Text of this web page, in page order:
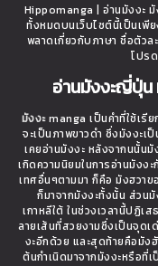
Hippomanga | อ่านมังงะ
ทั้งหมดบนเว็บไซต์นี้เป็นเพี
พลาดเกี่ยวกับภาษา ชื่อตัวล
โปร
อ่านมังงะญี่ปุ่น
มังงะmanga เป็นคำที่ใช้เรี
จะเป็นภาพขาวดำ ซึ่งมังงะ
เคยอ่านมังงะ หลังจากนนั้น
เกิดความนิยมในการอ่านมังง
เทศอื่นๆตามมา ก็คือ มังฮวาข
ก็มาจากมังงะทั้งนั้น ส่วน
เกาหลีใต้ ในช่วงเวลานี้ปฏิเ
ลายเส้นที่สวยงามซึ่งเป็นจุดเ
งะอีกด้วย และสุดท้ายคือมัง
ต้นกำเนิดมาจากมังงะหรือที่